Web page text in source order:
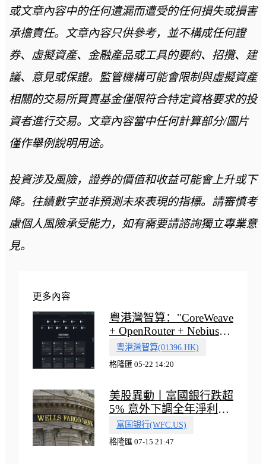
或文章內容中的任何遺漏而遭受的任何損失或損害
承擔責任。文章內容只供參考，並不構成任何證
券、虛擬資產、金融產品或工具的要約、招攬、建
議、意見或保證。監管機構可能會限制與虛擬資產
相關的交易所買賣基金僅限符合特定資格要求的投
資者進行交易。文章內容當中任何計算部分/圖片
僅作舉例說明用途。
投資涉及風險，證券的價值和收益可能會上升或下
降。往績數字並非預測未來表現的指標。請審慎考
慮個人風險承受能力，如有需要請諮詢獨立專業意
見。
更多內容
粵港灣智算："CoreWeave
+ OpenRouter + Nebius"
多向融合的中國智算新範
式
粵港灣智算(01396.HK)
格隆匯 05-22 14:20
美股異動丨富國銀行跌超
5% 意外下調全年淨利息
收入指引
富国银行(WFC.US)
格隆匯 07-15 21:47